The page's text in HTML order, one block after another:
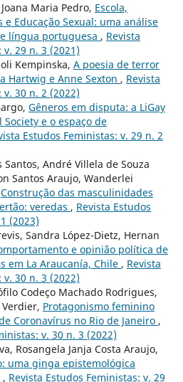
Maria Pedro, Escola,
Educação Sexual: uma análise
língua portuguesa , Revista
29 n. 3 (2021)
Kempinska, A poesia de terror
Hartwig e Anne Sexton , Revista
30 n. 2 (2022)
Gêneros em disputa: a LiGay
e o espaço de
Estudos Feministas: v. 29 n. 2
André Villela de Souza
Santos Araujo, Wanderlei
Construção das masculinidades
veredas , Revista Estudos
(2023)
Sandra López-Dietz, Hernan
e opinião política de
em La Araucanía, Chile , Revista
30 n. 3 (2022)
Codeço Machado Rodrigues,
Protagonismo feminino
Coronavírus no Rio de Janeiro ,
v. 30 n. 3 (2022)
Rosangela Janja Costa Araujo,
uma ginga epistemológica
, Revista Estudos Feministas: v. 29